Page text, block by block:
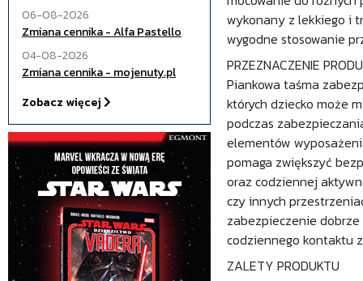
06-08-2026
Zmiana cennika - Alfa Pastello
04-08-2026
Zmiana cennika - mojenuty.pl
Zobacz więcej
wykonany z lekkiego i
wygodne stosowanie
PRZEZNACZENIE
Piankowa taśma
których dziecko może
podczas
elementów
pomaga zwiększyć
oraz codziennej
czy innych
zabezpieczenie
codziennego kontaktu
ZALETY PRODUKTU